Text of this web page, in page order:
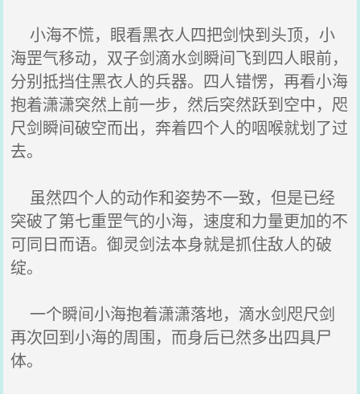
小海不慌，眼看黑衣人四把剑快到头顶，小
海罡气移动，双子剑滴水剑瞬间飞到四人眼前，
分别抵挡住黑衣人的兵器。四人错愣，再看小海
抱着潇潇突然上前一步，然后突然跃到空中，咫
尺剑瞬间破空而出，奔着四个人的咽喉就划了过
去。
虽然四个人的动作和姿势不一致，但是已经
突破了第七重罡气的小海，速度和力量更加的不
可同日而语。御灵剑法本身就是抓住敌人的破
绽。
一个瞬间小海抱着潇潇落地，滴水剑咫尺剑
再次回到小海的周围，而身后已然多出四具尸
体。